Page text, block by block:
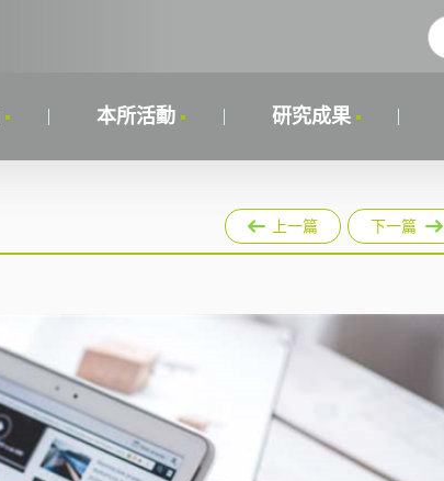
本所活動 研究成果
上一篇 下一篇